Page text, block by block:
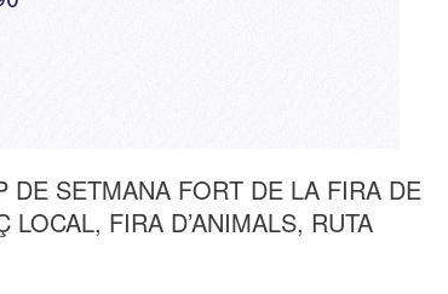
DE SETMANA FORT DE LA FIRA DE
FIRA D’ANIMALS, RUTA